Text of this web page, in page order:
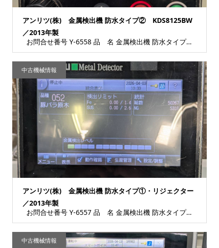
アンリツ(株) 金属検出機 防水タイプ② KDS8125BW
／2013年製
お問合せ番号 Y-6558 品 名 金属検出機 防水タイプ（SN.4600204749...
アンリツ(株) 金属検出機 防水タイプ①・リジェクター
／2013年製
お問合せ番号 Y-6557 品 名 金属検出機 防水タイプ（SN.4600204885...
中古機械情報
中古機械情報